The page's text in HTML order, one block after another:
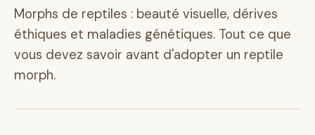
Morphs de reptiles : beauté visuelle, dérives
éthiques et maladies génétiques. Tout ce que
vous devez savoir avant d'adopter un reptile
morph.